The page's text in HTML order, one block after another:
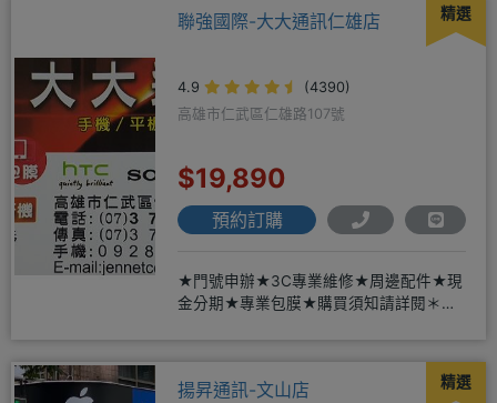
精選
聯強國際-大大通訊仁雄店
4.9
(4390)
高雄市仁武區仁雄路107號
$19,890
預約訂購
★門號申辦★3C專業維修★周邊配件★現
金分期★專業包膜★購買須知請詳閱＊來
精選
揚昇通訊-文山店